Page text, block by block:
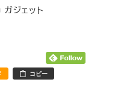
ゴリー
ガジェット
コピー